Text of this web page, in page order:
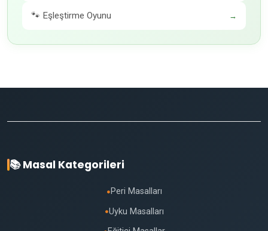
🐾 Eşleştirme Oyunu →
📚 Masal Kategorileri
● Peri Masalları
●Uyku Masalları